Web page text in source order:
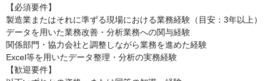
【必須要件】
製造業またはそれに準ずる現場における業務経験（目安：3年以上）
データを用いた業務改善・分析業務への関与経験
関係部門・協力会社と調整しながら業務を進めた経験
Excel等を用いたデータ整理・分析の実務経験
【歓迎要件】